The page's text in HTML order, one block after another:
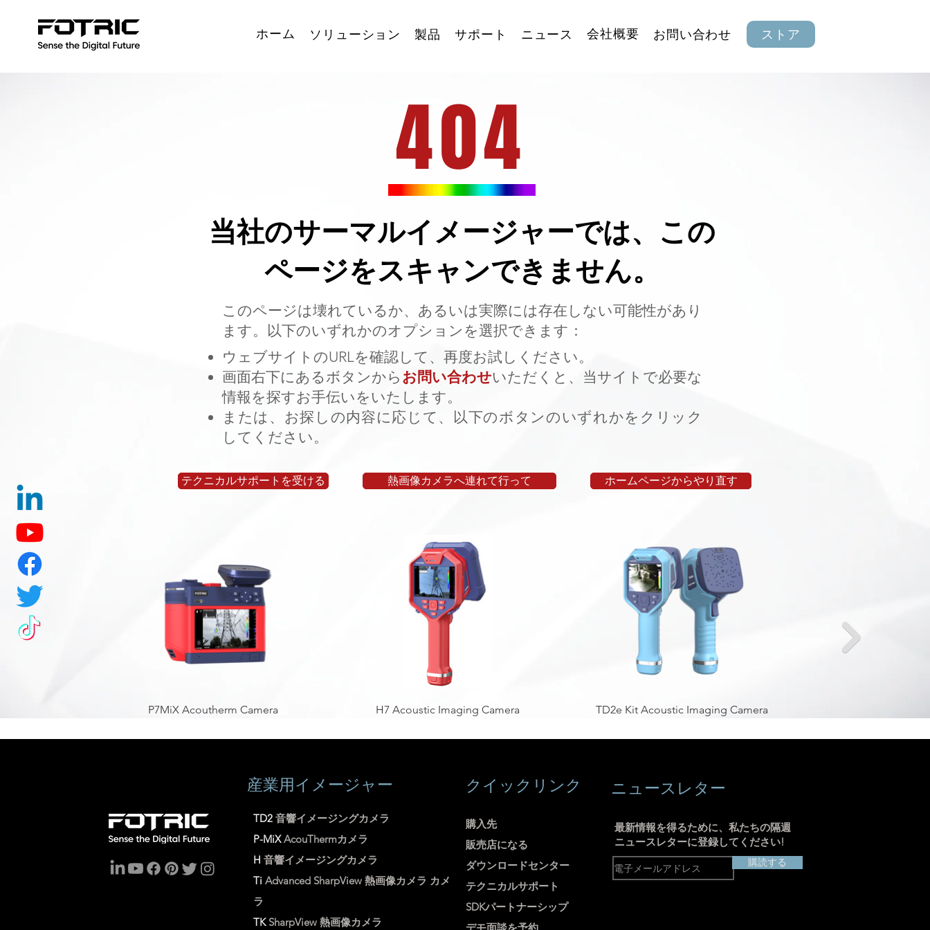
ホーム ソリューション 製品 サポート ニュース 会社概要 お問い合わせ ストア
404
当社のサーマルイメージャーでは、この
ページをスキャンできません。
このページは壊れているか、あるいは実際には存在しない可能性があり
ます。以下のいずれかのオプションを選択できます：​​
ウェブサイトのURLを確認して、再度お試しください。
画面右下にあるボタンから お問い合わせいただくと、当サイトで必要な
情報を探すお手伝いをいたします。
または、お探しの内容に応じて、以下のボタンのいずれかをクリック
してください。
テクニカルサポートを受ける 熱画像カメラへ連れて行って ホームページからやり直す
P7MiX Acoutherm Camera H7 Acoustic Imaging Camera TD2e Kit Acoustic Imaging Camera
産業用イメージャー
TD2 音響イメージングカメラ
P-MiXAcouThermカメラ
H 音響イメージングカメラ
Ti Advanced SharpView 熱画像カメラ カメ
ラ
TK SharpView 熱画像カメラ
クイックリンク
購入先
販売店になる
ダウンロードセンター
テクニカルサポート
SDKパートナーシップ
ニュースレター
最新情報を得るために、私たちの隔週
ニュースレターに登録してください!
購読する